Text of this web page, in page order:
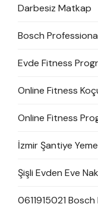
Darbesiz Matkap
Bosch
Evde Fitness
Online Fitness
Online Fitness
İzmir Şantiye
Şişli Evden Eve
0611915021